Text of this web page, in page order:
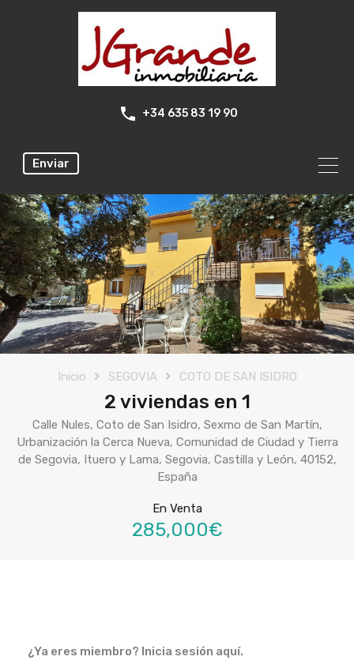
+34 635 83 19 90
Enviar
Inicio SEGOVIA COTO DE SAN ISIDRO
2 viviendas en 1
Calle Nules, Coto de San Isidro, Sexmo de San Martín,
Urbanización la Cerca Nueva, Comunidad de Ciudad y Tierra
de Segovia, Ituero y Lama, Segovia, Castilla y León, 40152,
España
En Venta
285,000€
¿Ya eres miembro? Inicia sesión aquí.